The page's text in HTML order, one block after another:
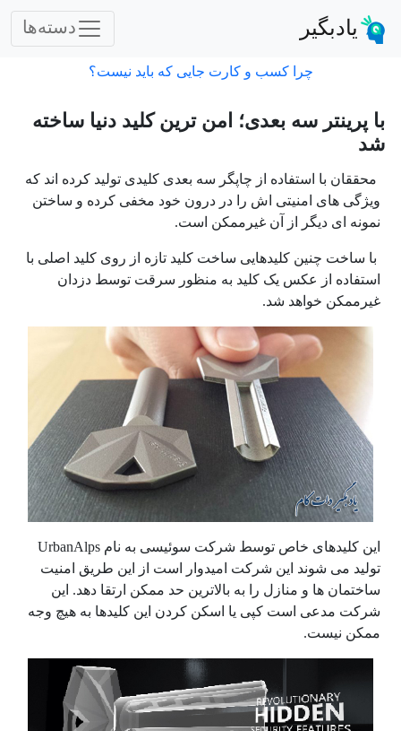
یادبگیر دسته‌ها
چرا کسب و کارت جایی که باید نیست؟
با پرینتر سه بعدی؛ امن ترین کلید دنیا ساخته
شد
محققان با استفاده از چاپگر سه بعدی کلیدی تولید کرده اند که
ویژگی های امنیتی اش را در درون خود مخفی کرده و ساختن
نمونه ای دیگر از آن غیرممکن است.
با ساخت چنین کلیدهایی ساخت کلید تازه از روی کلید اصلی با
استفاده از عکس یک کلید به منظور سرقت توسط دزدان
غیرممکن خواهد شد.
این کلیدهای خاص توسط شرکت سوئیسی به نام UrbanAlps
تولید می شوند این شرکت امیدوار است از این طریق امنیت
ساختمان ها و منازل را به بالاترین حد ممکن ارتقا دهد. این
شرکت مدعی است کپی یا اسکن کردن این کلیدها به هیچ وجه
ممکن نیست.